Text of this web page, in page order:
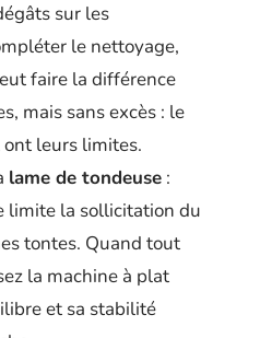
sur les
le nettoyage,
faire la différence
mais sans excès : le
leurs limites.
lame de tondeuse :
limite la sollicitation du
tontes. Quand tout
la machine à plat
et sa stabilité